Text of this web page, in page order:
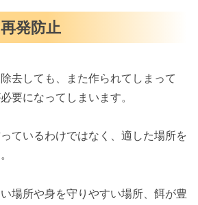
発防止
去しても、また作られてしまって
要になってしまいます。
ているわけではなく、適した場所を
場所や身を守りやすい場所、餌が豊